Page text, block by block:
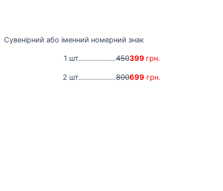
Сувенірний або іменний номерний знак
1 шт...................450399 грн.
2 шт...................800699 грн.